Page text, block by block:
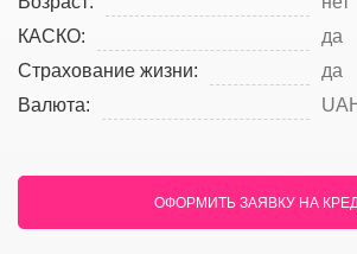
КАСКО:
да
Страхование жизни:
да
Валюта:
ОФОРМИТЬ ЗАЯВКУ НА